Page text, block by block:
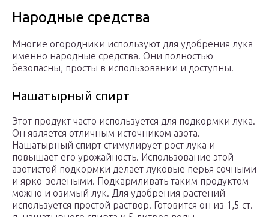
Народные средства
Многие огородники используют для удобрения лука
именно народные средства. Они полностью
безопасны, просты в использовании и доступны.
Нашатырный спирт
Этот продукт часто используется для подкормки лука.
Он является отличным источником азота.
Нашатырный спирт стимулирует рост лука и
повышает его урожайность. Использование этой
азотистой подкормки делает луковые перья сочными
и ярко-зелеными. Подкармливать таким продуктом
можно и озимый лук. Для удобрения растений
используется простой раствор. Готовится он из 1,5 ст.